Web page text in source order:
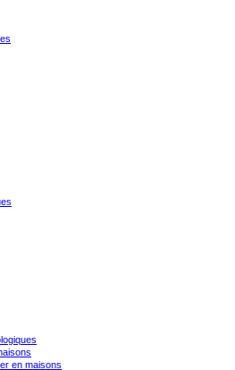
en maisons